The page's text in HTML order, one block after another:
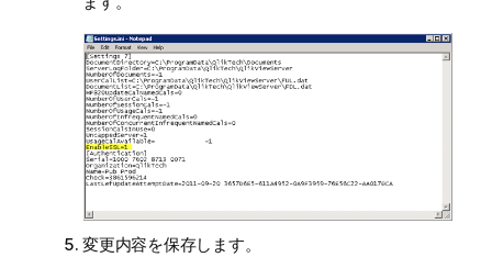
変更内容を保存します。